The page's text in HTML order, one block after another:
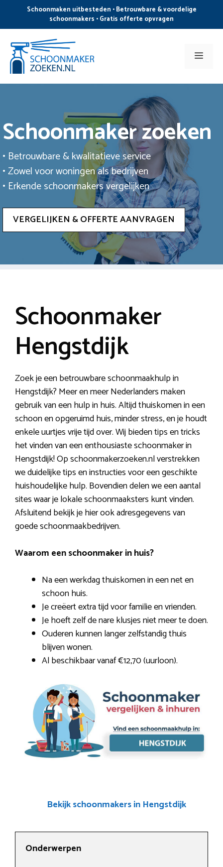
de
inhoud
Schoonmaken uitbesteden • Betrouwbare & voordelige
schoonmakers • Gratis offerte opvragen
Menu
Schoonmaker zoeken
• Betrouwbare & kwalitatieve service
• Zowel voor woningen als bedrijven
• Erkende schoonmakers vergelijken
VERGELIJKEN & OFFERTE AANVRAGEN
Schoonmaker
Hengstdijk
Zoek je een betrouwbare schoonmaakhulp in
Hengstdijk? Meer en meer Nederlanders maken
gebruik van een hulp in huis. Altijd thuiskomen in een
schoon en opgeruimd huis, minder stress, en je houdt
enkele uurtjes vrije tijd over. Wij bieden tips en tricks
het vinden van een enthousiaste schoonmaker in
Hengstdijk! Op schoonmakerzoeken.nl verstrekken
we duidelijke tips en instructies voor een geschikte
huishoudelijke hulp. Bovendien delen we een aantal
sites waar je lokale schoonmaaksters kunt vinden.
Afsluitend bekijk je hier ook adresgegevens van
goede schoonmaakbedrijven.
Waarom een schoonmaker in huis?
Na een werkdag thuiskomen in een net en
schoon huis.
Je creëert extra tijd voor familie en vrienden.
Je hoeft zelf de nare klusjes niet meer te doen.
Ouderen kunnen langer zelfstandig thuis
blijven wonen.
Al beschikbaar vanaf €12,70 (uurloon).
Bekijk schoonmakers in Hengstdijk
Onderwerpen